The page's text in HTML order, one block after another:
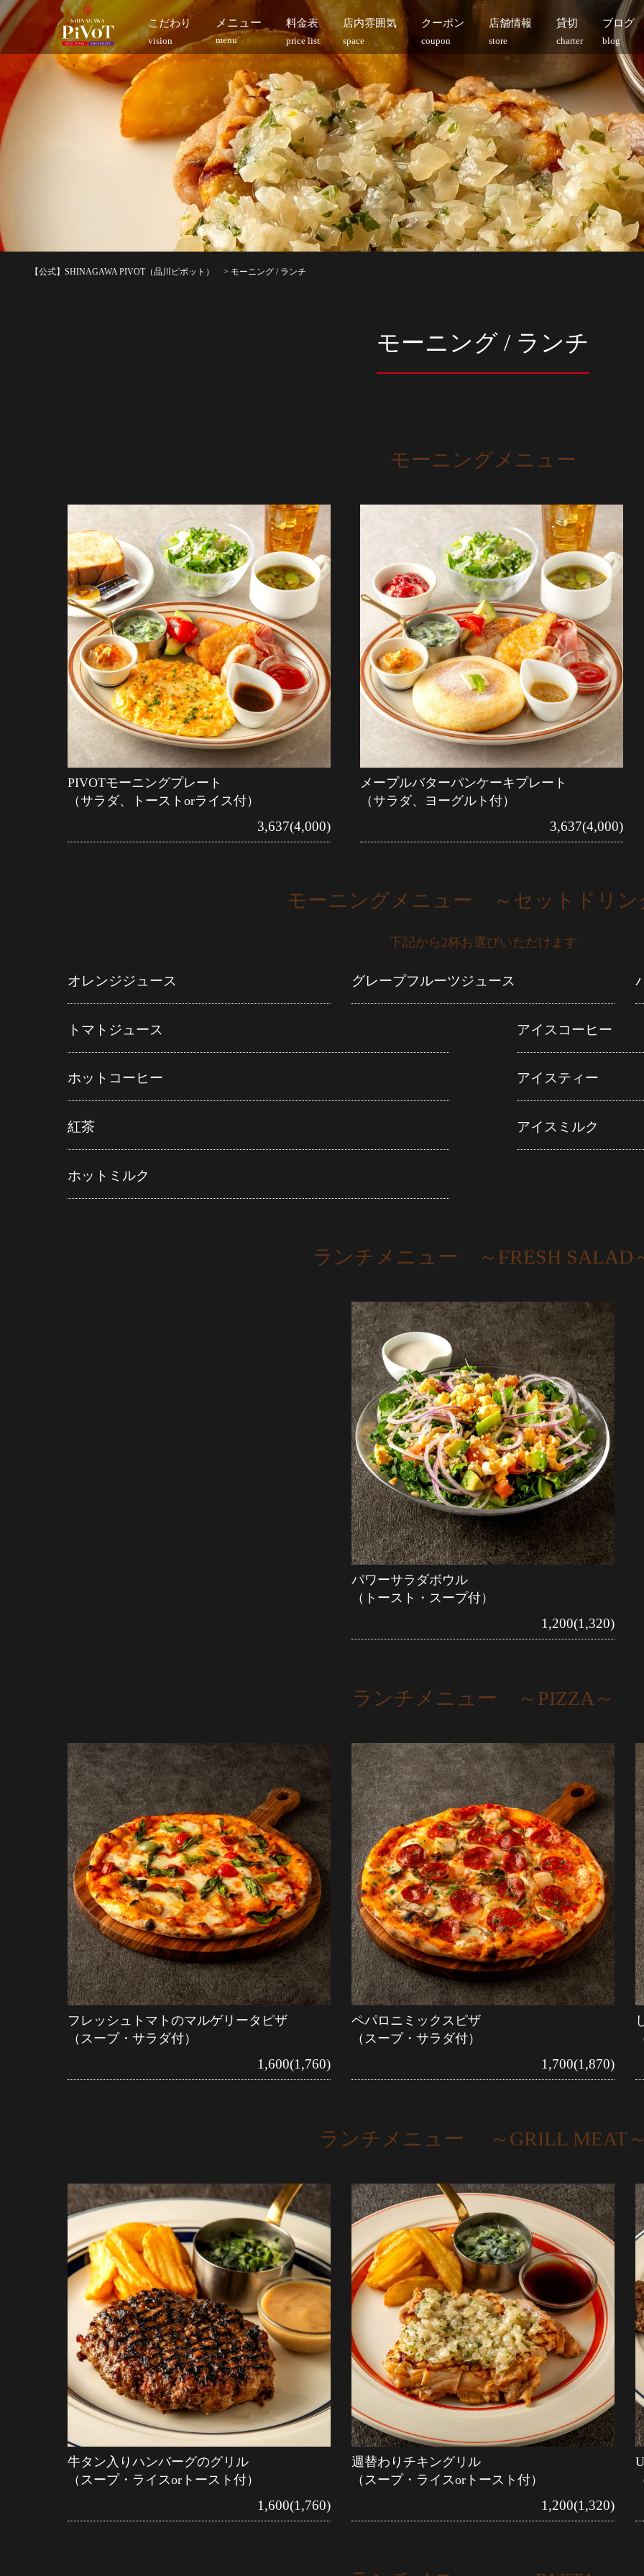
こだわり
vision
メニュー
menu
料金表
price list
店内雰囲気
space
クーポン
coupon
店舗情報
store
貸切
charter
ブログ
blog
【公式】SHINAGAWA PIVOT（品川ピボット） > モーニング / ランチ
モーニング / ランチ
モーニングメニュー
PIVOTモーニングプレート
（サラダ、トーストorライス付）
3,637(4,000)
メープルバターパンケーキプレート
（サラダ、ヨーグルト付）
3,637(4,000)
モーニングメニュー ～セットドリン
下記から2杯お選びいただけます
オレンジジュース グレープフルーツジュース
トマトジュース アイスコーヒー
ホットコーヒー アイスティー
紅茶 アイスミルク
ホットミルク
ランチメニュー ～FRESH SALAD
パワーサラダボウル
（トースト・スープ付）
1,200(1,320)
ランチメニュー ～PIZZA～
フレッシュトマトのマルゲリータピザ
（スープ・サラダ付）
1,600(1,760)
ペパロニミックスピザ
（スープ・サラダ付）
1,700(1,870)
ランチメニュー ～GRILL MEAT
牛タン入りハンバーグのグリル
（スープ・ライスorトースト付）
1,600(1,760)
週替わりチキングリル
（スープ・ライスorトースト付）
1,200(1,320)